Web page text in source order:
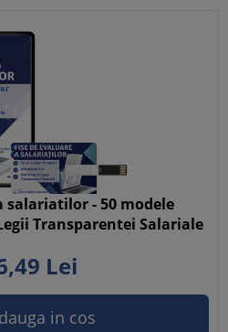
salariatilor - 50 modele
Transparentei Salariale
49 Lei
in cos